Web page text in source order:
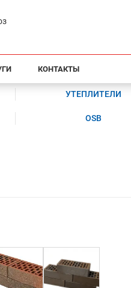
КОНТАКТЫ
УТЕПЛИТЕЛИ
OSB